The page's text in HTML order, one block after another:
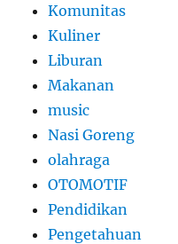
Komunitas
Kuliner
Liburan
Makanan
music
Nasi Goreng
olahraga
OTOMOTIF
Pendidikan
Pengetahuan